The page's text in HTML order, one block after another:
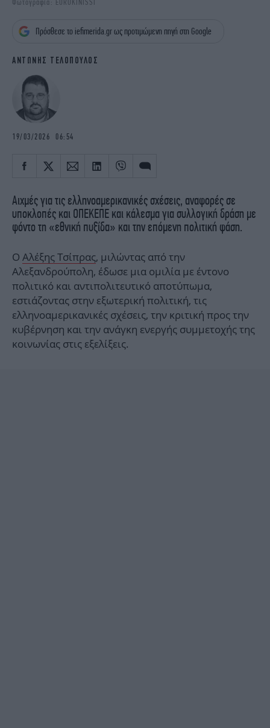
iBOOKS
OSCARS
NEWSLETTER
Φωτογραφία: EUROKINISSI
Πρόσθεσε το iefimerida.gr ως προτιμώμενη πηγή στη Google
ΑΝΤΩΝΗΣ ΤΕΛΟΠΟΥΛΟΣ
19/03/2026 06:54
Αιχμές για τις ελληνοαμερικανικές σχέσεις, αναφορές σε
υποκλοπές και ΟΠΕΚΕΠΕ και κάλεσμα για συλλογική δράση με
φόντο τη «εθνική πυξίδα» και την επόμενη πολιτική φάση.
Ο Αλέξης Τσίπρας, μιλώντας από την
Αλεξανδρούπολη, έδωσε μια ομιλία με έντονο
πολιτικό και αντιπολιτευτικό αποτύπωμα,
εστιάζοντας στην εξωτερική πολιτική, τις
ελληνοαμερικανικές σχέσεις, την κριτική προς την
κυβέρνηση και την ανάγκη ενεργής συμμετοχής της
κοινωνίας στις εξελίξεις.